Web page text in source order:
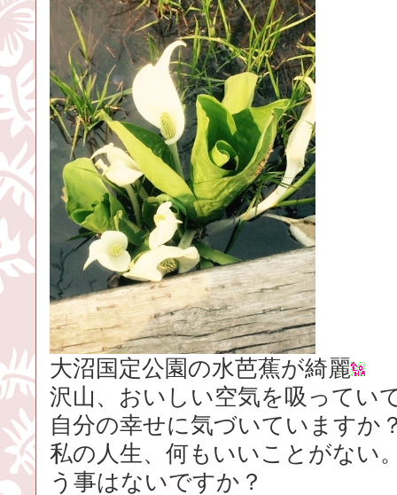
大沼国定公園の水芭蕉が綺麗
沢山、おいしい空気を吸ってい
自分の幸せに気づいていますか
私の人生、何もいいことがない
う事はないですか？